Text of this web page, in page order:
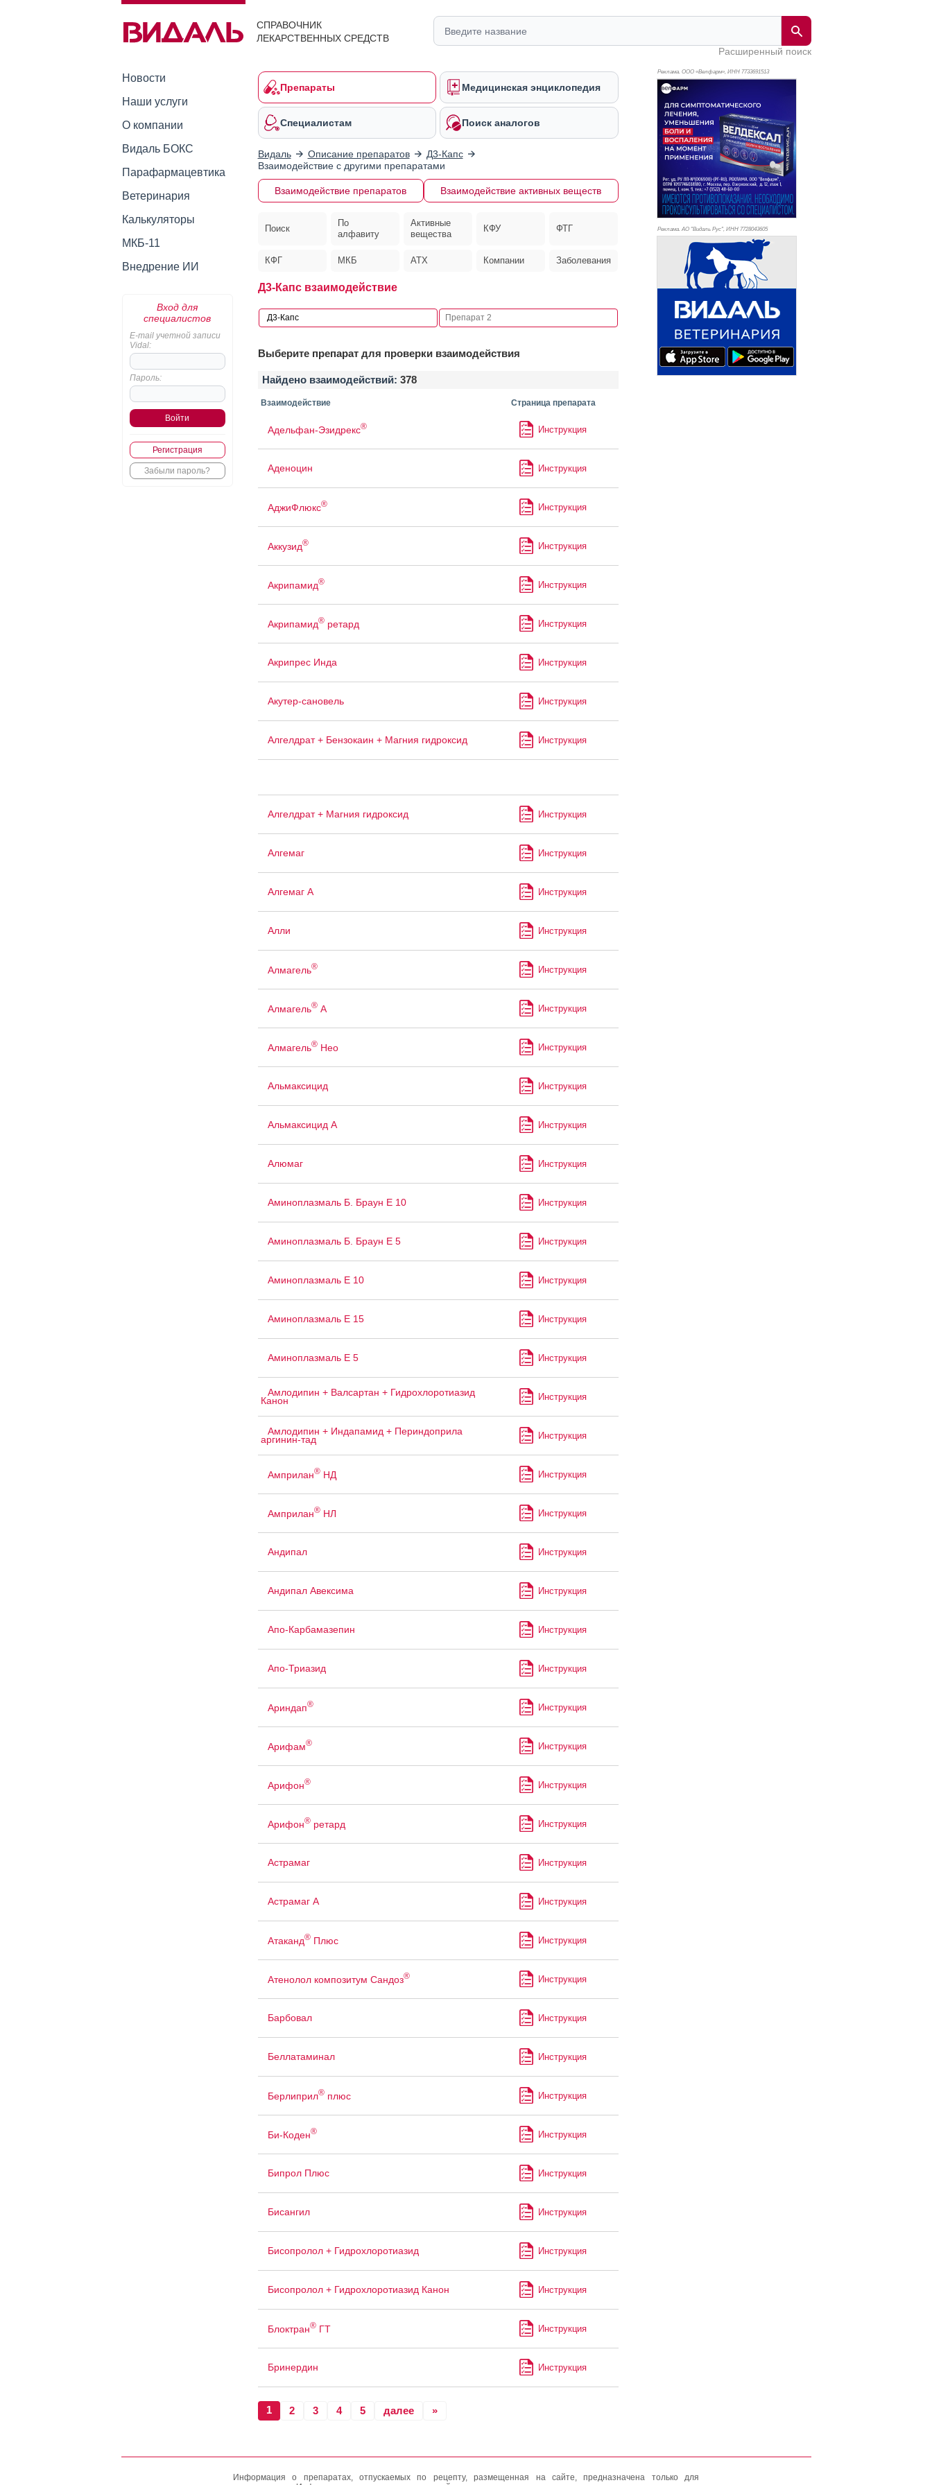
СПРАВОЧНИК
ЛЕКАРСТВЕННЫХ СРЕДСТВ
Расширенный поиск
Новости
Наши услуги
О компании
Видаль БОКС
Парафармацевтика
Ветеринария
Калькуляторы
МКБ-11
Внедрение ИИ
Вход для
специалистов
E-mail учетной записи
Vidal:
Пароль:
Регистрация
Забыли пароль?
Препараты Медицинская энциклопедия
Специалистам Поиск аналогов
Видаль Описание препаратов
Д3-Капс
Взаимодействие с другими препаратами
Взаимодействие препаратов Взаимодействие активных веществ
Поиск
По
алфавиту
Активные
вещества
КФУ ФТГ
КФГ МКБ АТХ Компании Заболевания
Д3-Капс взаимодействие
Выберите препарат для проверки взаимодействия
Найдено взаимодействий: 378
Взаимодействие Страница препарата
Адельфан-Эзидрекс® Инструкция
Аденоцин Инструкция
АджиФлюкс® Инструкция
Аккузид® Инструкция
Акрипамид® Инструкция
Акрипамид®ретард Инструкция
Акрипрес Инда Инструкция
Акутер-сановель Инструкция
Алгелдрат + Бензокаин + Магния гидроксид Инструкция
Алгелдрат + Магния гидроксид Инструкция
Алгемаг Инструкция
Алгемаг А Инструкция
Алли Инструкция
Алмагель® Инструкция
Алмагель®А Инструкция
Алмагель®Нео Инструкция
Альмаксицид Инструкция
Альмаксицид А Инструкция
Алюмаг Инструкция
Аминоплазмаль Б. Браун Е 10 Инструкция
Аминоплазмаль Б. Браун Е 5 Инструкция
Аминоплазмаль Е 10 Инструкция
Аминоплазмаль Е 15 Инструкция
Аминоплазмаль Е 5 Инструкция
Амлодипин + Валсартан + Гидрохлоротиазид
Канон Инструкция
Амлодипин + Индапамид + Периндоприла
аргинин-тад Инструкция
Амприлан®НД Инструкция
Амприлан®НЛ Инструкция
Андипал Инструкция
Андипал Авексима Инструкция
Апо-Карбамазепин Инструкция
Апо-Триазид Инструкция
Ариндап® Инструкция
Арифам® Инструкция
Арифон® Инструкция
Арифон®ретард Инструкция
Астрамаг Инструкция
Астрамаг А Инструкция
Атаканд®Плюс Инструкция
Атенолол композитум Сандоз® Инструкция
Барбовал Инструкция
Беллатаминал Инструкция
Берлиприл®плюс Инструкция
Би-Коден® Инструкция
Бипрол Плюс Инструкция
Бисангил Инструкция
Бисопролол + Гидрохлоротиазид Инструкция
Бисопролол + Гидрохлоротиазид Канон Инструкция
Блоктран®ГТ Инструкция
Бринердин Инструкция
1 2 3 4 5 далее »
Реклама. ООО «Велфарм», ИНН 7733691513
Реклама. АО "Видаль Рус", ИНН 7728043605
Информация о препаратах, отпускаемых по рецепту, размещенная на сайте, предназначена только для